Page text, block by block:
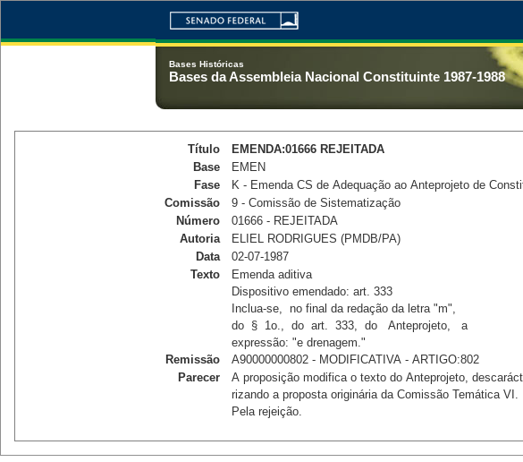
Bases Históricas
Bases da Assembleia Nacional Constituinte 1987-1988
Título
EMENDA:01666 REJEITADA
Base
EMEN
Fase
K - Emenda CS de Adequação ao Anteprojeto de
Comissão
9 - Comissão de Sistematização
Número
01666 - REJEITADA
Autoria
ELIEL RODRIGUES (PMDB/PA)
Data
02-07-1987
Texto
Emenda aditiva
Dispositivo emendado: art. 333
Inclua-se,  no final da redação da letra "m",
do  §  1o.,  do  art.  333,  do   Anteprojeto,   a
expressão: "e drenagem."
Remissão
A90000000802 - MODIFICATIVA - ARTIGO:802
Parecer
A proposição modifica o texto do Anteprojeto,
rizando a proposta originária da Comissão Temática VI.
Pela rejeição.